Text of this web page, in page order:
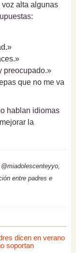
alta algunas
preocupado.»
que no me va
hablan idiomas
la
entre padres e
dicen en verano
soportan